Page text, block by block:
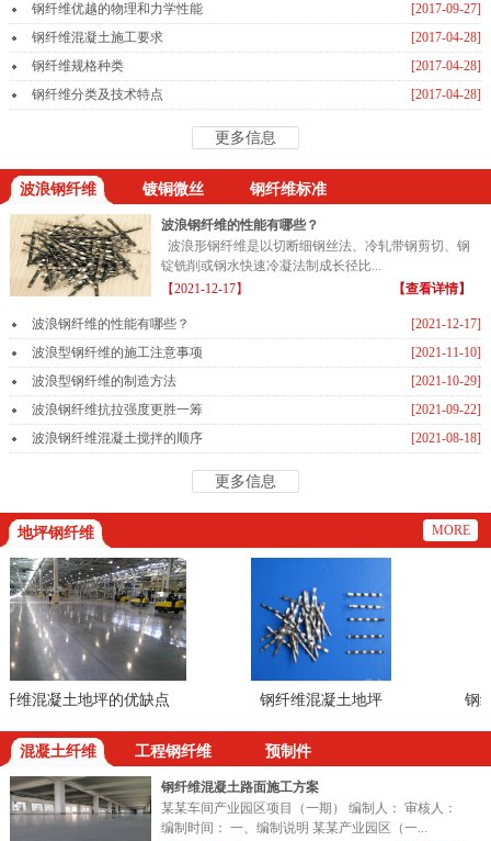
[2017-09-27]
钢纤维优越的物理和力学性能
[2017-04-28]
钢纤维混凝土施工要求
[2017-04-28]
钢纤维规格种类
[2017-04-28]
钢纤维分类及技术特点
更多信息
波浪钢纤维 镀铜微丝 钢纤维标准
波浪钢纤维的性能有哪些？
波浪形钢纤维是以切断细钢丝法、冷轧带钢剪切、钢
锭铣削或钢水快速冷凝法制成长径比...
【2021-12-17】
【查看详情】
[2021-12-17]
波浪钢纤维的性能有哪些？
[2021-11-10]
波浪型钢纤维的施工注意事项
[2021-10-29]
波浪型钢纤维的制造方法
[2021-09-22]
波浪钢纤维抗拉强度更胜一筹
[2021-08-18]
波浪钢纤维混凝土搅拌的顺序
更多信息
地坪钢纤维 MORE
混凝土地坪的优缺点 钢纤维混凝土地坪 钢纤
混凝土纤维 工程钢纤维 预制件
钢纤维混凝土路面施工方案
某某车间产业园区项目（一期） 编制人： 审核人：
编制时间： 一、编制说明 某某产业园区（一...